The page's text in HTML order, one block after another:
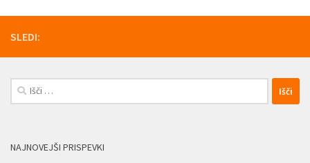
SLEDI:
Išči:
NAJNOVEJŠI PRISPEVKI